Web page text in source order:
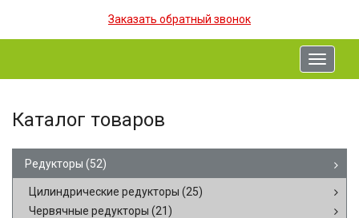
Заказать обратный звонок
Toggle
Каталог товаров
Редукторы (52)
Цилиндрические редукторы (25)
Червячные редукторы (21)